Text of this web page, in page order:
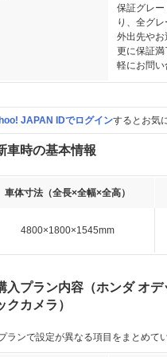
保証グレ
り、全グ
外出先やお
更に保証
軽にお問い
JAPAN IDでログインするとお気
車時の基本情報
車体寸法（全長×全幅×全高）
4800×1800×1545mm
入プラン内容（ホンダ オ
クカメラ）
ランで設定が異なる項目をまとめて